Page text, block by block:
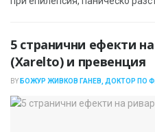
5 странични ефекти
(Xarelto) и превенция
BY БОЖУР ЖИВКОВ ГАНЕВ, ДОКТОР ПО